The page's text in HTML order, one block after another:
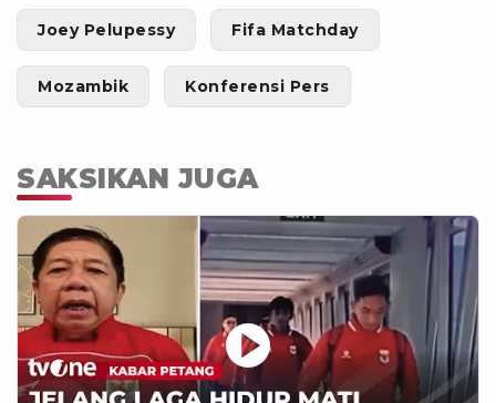
Joey Pelupessy Fifa Matchday
Mozambik Konferensi Pers
SAKSIKAN JUGA